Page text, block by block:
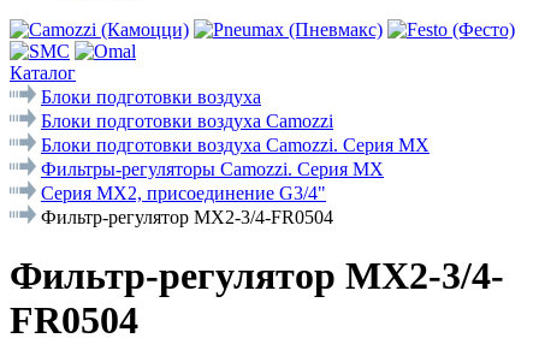
Каталог
Блоки подготовки воздуха
Блоки подготовки воздуха Camozzi
Блоки подготовки воздуха Camozzi. Серия МX
Фильтры-регуляторы Camozzi. Cерия MX
Серия MX2, присоединение G3/4"
Фильтр-регулятор MX2-3/4-FR0504
Фильтр-регулятор MX2-3/4-
FR0504